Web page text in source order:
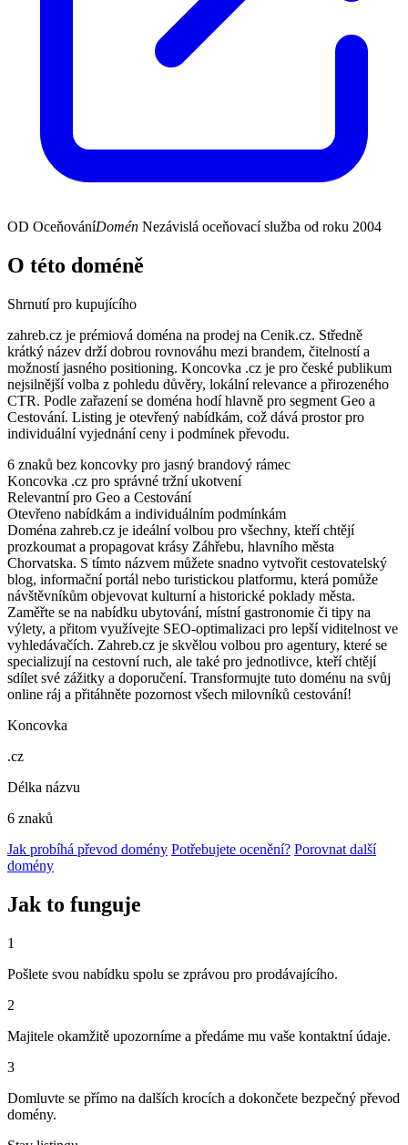
OD OceňováníDomén Nezávislá oceňovací služba od roku 2004
O této doméně
Shrnutí pro kupujícího
zahreb.cz je prémiová doména na prodej na Cenik.cz. Středně
krátký název drží dobrou rovnováhu mezi brandem, čitelností a
možností jasného positioning. Koncovka .cz je pro české publikum
nejsilnější volba z pohledu důvěry, lokální relevance a přirozeného
CTR. Podle zařazení se doména hodí hlavně pro segment Geo a
Cestování. Listing je otevřený nabídkám, což dává prostor pro
individuální vyjednání ceny i podmínek převodu.
6 znaků bez koncovky pro jasný brandový rámec
Koncovka .cz pro správné tržní ukotvení
Relevantní pro Geo a Cestování
Otevřeno nabídkám a individuálním podmínkám
Doména zahreb.cz je ideální volbou pro všechny, kteří chtějí
prozkoumat a propagovat krásy Záhřebu, hlavního města
Chorvatska. S tímto názvem můžete snadno vytvořit cestovatelský
blog, informační portál nebo turistickou platformu, která pomůže
návštěvníkům objevovat kulturní a historické poklady města.
Zaměřte se na nabídku ubytování, místní gastronomie či tipy na
výlety, a přitom využívejte SEO-optimalizaci pro lepší viditelnost ve
vyhledávačích. Zahreb.cz je skvělou volbou pro agentury, které se
specializují na cestovní ruch, ale také pro jednotlivce, kteří chtějí
sdílet své zážitky a doporučení. Transformujte tuto doménu na svůj
online ráj a přitáhněte pozornost všech milovníků cestování!
Koncovka
.cz
Délka názvu
6 znaků
Jak probíhá převod domény Potřebujete ocenění? Porovnat další
domény
Jak to funguje
1
Pošlete svou nabídku spolu se zprávou pro prodávajícího.
2
Majitele okamžitě upozorníme a předáme mu vaše kontaktní údaje.
3
Domluvte se přímo na dalších krocích a dokončete bezpečný převod
domény.